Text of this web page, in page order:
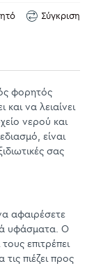
Σύγκριση
φορητός
να λειαίνει
νερού και
είναι
σας
αφαιρέσετε
υφάσματα. Ο
επιτρέπει
πιέζει προς